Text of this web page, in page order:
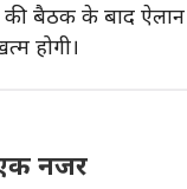
की बैठक के बाद
होगी।
नजर